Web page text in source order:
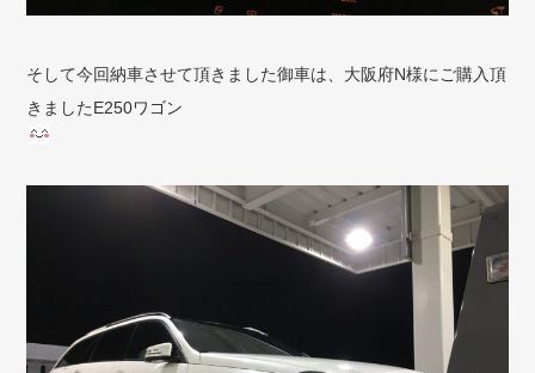
そして今回納車させて頂きました御車は、大阪府N様にご購入頂
きましたE250ワゴン